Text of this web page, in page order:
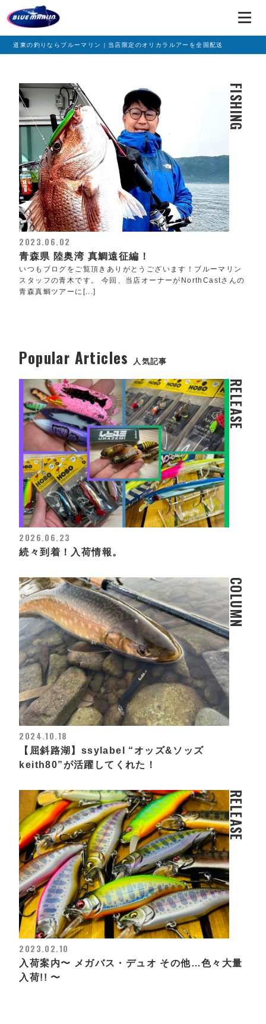
道東の釣りならブルーマリン｜当店限定のオリカラルアーを全国配送
FISHING
2023.06.02
青森県 陸奥湾 真鯛遠征編！
いつもブログをご覧頂きありがとうございます！ブルーマリン
スタッフの青木です。 今回、当店オーナーがNorthCastさんの
青森真鯛ツアーに[...]
Popular Articles 人気記事
RELEASE
2026.06.23
続々到着！入荷情報。
COLUMN
2024.10.18
【屈斜路湖】ssylabel “オッズ&ソッズ
keith80”が活躍してくれた！
RELEASE
2023.02.10
入荷案内〜 メガバス・デュオ その他…色々大量
入荷!! 〜